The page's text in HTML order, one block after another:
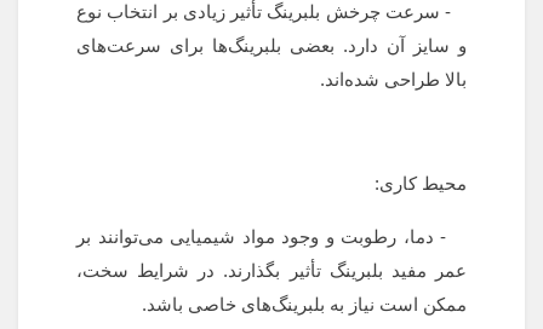
- سرعت چرخش بلبرینگ تأثیر زیادی بر انتخاب نوع
و سایز آن دارد. بعضی بلبرینگ‌ها برای سرعت‌های
بالا طراحی شده‌اند.
محیط کاری:
- دما، رطوبت و وجود مواد شیمیایی می‌توانند بر
عمر مفید بلبرینگ تأثیر بگذارند. در شرایط سخت،
ممکن است نیاز به بلبرینگ‌های خاصی باشد.